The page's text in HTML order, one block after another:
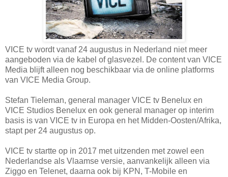
VICE tv wordt vanaf 24 augustus in Nederland niet meer
aangeboden via de kabel of glasvezel. De content van VICE
Media blijft alleen nog beschikbaar via de online platforms
van VICE Media Group.
Stefan Tieleman, general manager VICE tv Benelux en
VICE Studios Benelux en ook general manager op interim
basis is van VICE tv in Europa en het Midden-Oosten/Afrika,
stapt per 24 augustus op.
VICE tv startte op in 2017 met uitzenden met zowel een
Nederlandse als Vlaamse versie, aanvankelijk alleen via
Ziggo en Telenet, daarna ook bij KPN, T-Mobile en